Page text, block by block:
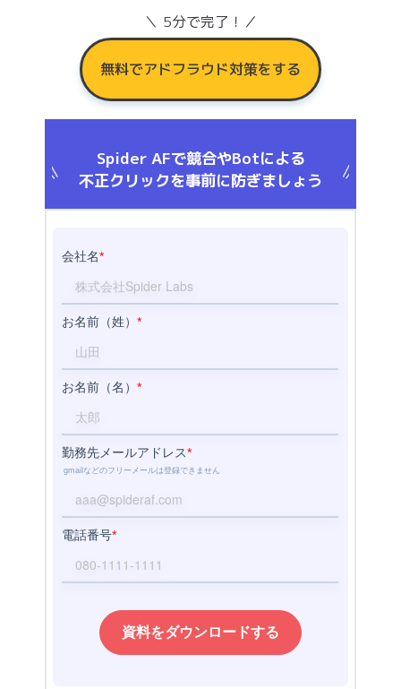
＼ 5分で完了！／
無料でアドフラウド対策をする
Spider AFで競合やBotによる
不正クリックを事前に防ぎましょう